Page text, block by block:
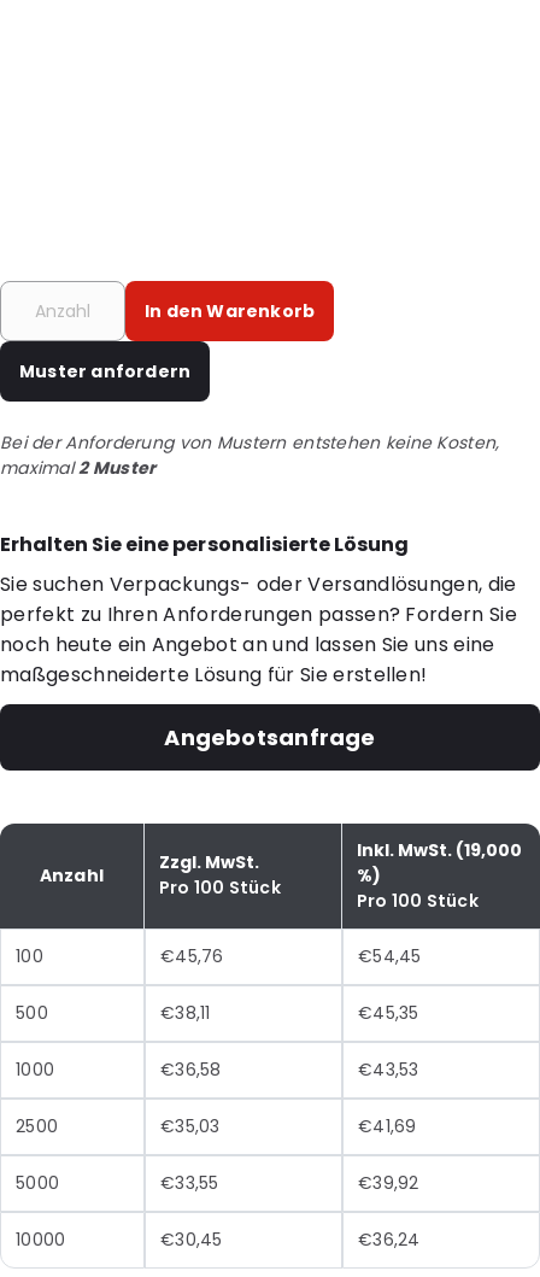
In den Warenkorb
Muster anfordern
Bei der Anforderung von Mustern entstehen keine Kosten,
maximal2 Muster
Erhalten Sie eine personalisierte Lösung
Sie suchen Verpackungs- oder Versandlösungen, die
perfekt zu Ihren Anforderungen passen? Fordern Sie
noch heute ein Angebot an und lassen Sie uns eine
maßgeschneiderte Lösung für Sie erstellen!
Angebotsanfrage
Anzahl
Zzgl. MwSt.
Pro 100 Stück
Inkl. MwSt. (19,000
%)
Pro 100 Stück
100 €45,76 €54,45
500 €38,11 €45,35
1000 €36,58 €43,53
2500 €35,03 €41,69
5000 €33,55 €39,92
10000 €30,45 €36,24